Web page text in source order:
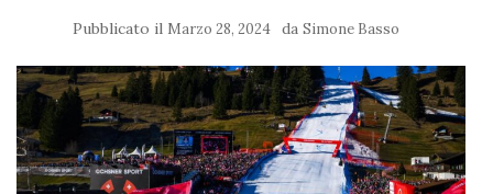
Pubblicato il Marzo 28, 2024 da Simone Basso